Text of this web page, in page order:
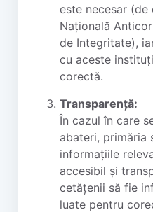
este necesar (de
Națională
de Integritate),
cu aceste
corectă.
Transparență:
În cazul în care
abateri, primăria
informațiile
accesibil și
cetățenii să fie
luate pentru